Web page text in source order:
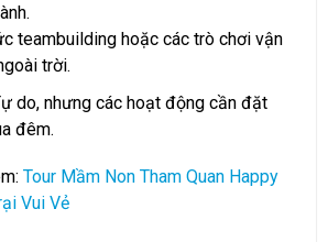
teambuilding hoặc các trò chơi vận
trời.
do, nhưng các hoạt động cần đặt
đêm.
Tour Mầm Non Tham Quan Happy
Vui Vẻ